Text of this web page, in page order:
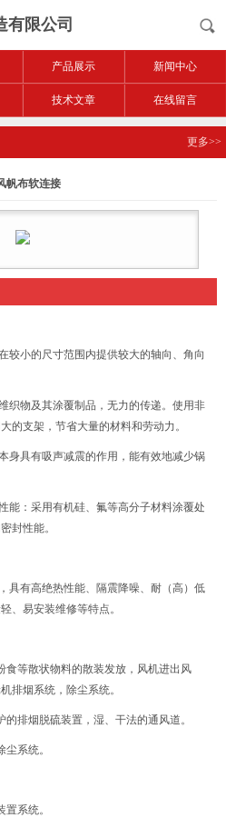
有限公司
产品展示 新闻中心
技术文章 在线留言
更多>>
帆布软连接
较小的尺寸范围内提供较大的轴向、角向
织物及其涂覆制品，无力的传递。使用非
的支架，节省大量的材料和劳动力。
身具有吸声减震的作用，能有效地减少锅
能：采用有机硅、氟等高分子材料涂覆处
封性能。
具有高绝热性能、隔震降噪、耐（高）低
、易安装维修等特点。
食等散状物料的散装发放，风机进出风
排烟系统，除尘系统。
排烟脱硫装置，湿、干法的通风道。
系统。
系统。